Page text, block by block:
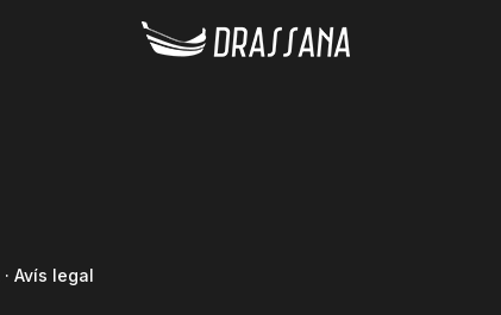
· Avís legal